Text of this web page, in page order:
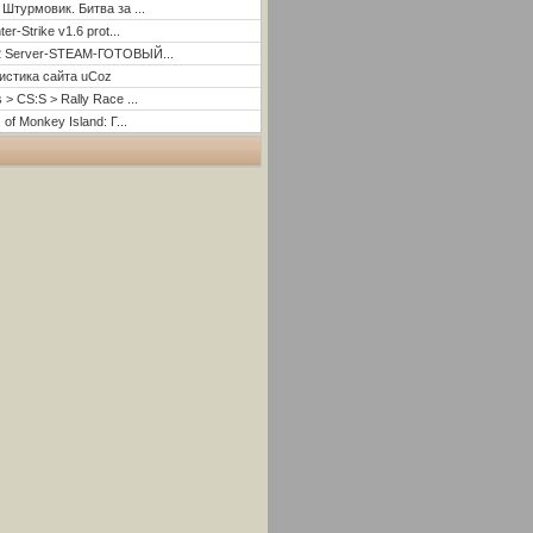
Битва за ...
Strike v1.6 prot...
Server-STEAM-ГОТОВЫЙ...
сайта uCoz
> CS:S > Rally Race ...
of Monkey Island: Г...